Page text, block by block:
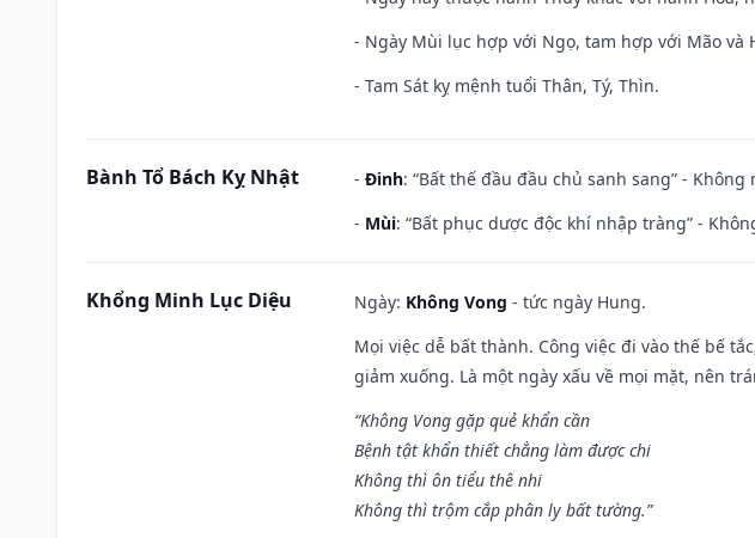
- Ngày Mùi lục hợp với Ngọ, tam hợp với Mão và
- Tam Sát kỵ mệnh tuổi Thân, Tý, Thìn.
Bành Tổ Bách Kỵ Nhật - Đinh: “Bất thế đầu đầu chủ sanh sang” -
- Mùi: “Bất phục dược độc khí nhập tràng” -
Khổng Minh Lục Diệu Ngày: Không Vong - tức ngày Hung.
Mọi việc dễ bất thành. Công việc đi vào thế bế
giảm xuống. Là một ngày xấu về mọi mặt, nên
“Không Vong gặp quẻ khẩn cần
Bệnh tật khẩn thiết chẳng làm được chi
Không thì ôn tiểu thê nhi
Không thì trộm cắp phân ly bất tường.”